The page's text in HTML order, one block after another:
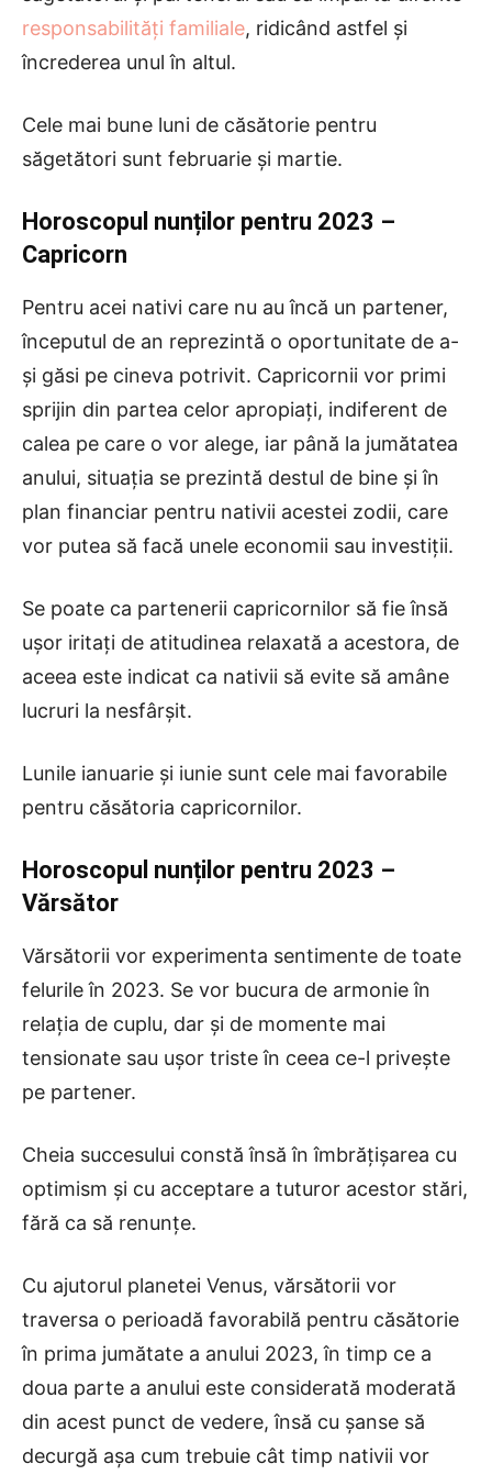
responsabilități familiale, ridicând astfel și
încrederea unul în altul.
Cele mai bune luni de căsătorie pentru
săgetători sunt februarie și martie.
Horoscopul nunților pentru 2023 –
Capricorn
Pentru acei nativi care nu au încă un partener,
începutul de an reprezintă o oportunitate de a-
și găsi pe cineva potrivit. Capricornii vor primi
sprijin din partea celor apropiați, indiferent de
calea pe care o vor alege, iar până la jumătatea
anului, situația se prezintă destul de bine și în
plan financiar pentru nativii acestei zodii, care
vor putea să facă unele economii sau investiții.
Se poate ca partenerii capricornilor să fie însă
ușor iritați de atitudinea relaxată a acestora, de
aceea este indicat ca nativii să evite să amâne
lucruri la nesfârșit.
Lunile ianuarie și iunie sunt cele mai favorabile
pentru căsătoria capricornilor.
Horoscopul nunților pentru 2023 –
Vărsător
Vărsătorii vor experimenta sentimente de toate
felurile în 2023. Se vor bucura de armonie în
relația de cuplu, dar și de momente mai
tensionate sau ușor triste în ceea ce-l privește
pe partener.
Cheia succesului constă însă în îmbrățișarea cu
optimism și cu acceptare a tuturor acestor stări,
fără ca să renunțe.
Cu ajutorul planetei Venus, vărsătorii vor
traversa o perioadă favorabilă pentru căsătorie
în prima jumătate a anului 2023, în timp ce a
doua parte a anului este considerată moderată
din acest punct de vedere, însă cu șanse să
decurgă așa cum trebuie cât timp nativii vor